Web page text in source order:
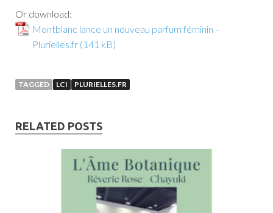
Or download:
Montblanc lance un nouveau parfum féminin –
Plurielles.fr
TAGGED LCI PLURIELLES.FR
RELATED POSTS